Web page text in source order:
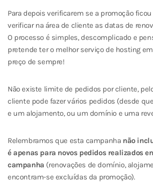
Para depois verificarem se a promoção
verificar na área de cliente as datas de
O processo é simples, descomplicado e
pretende ter o melhor serviço de hosting
preço de sempre!
Não existe limite de pedidos por cliente,
cliente pode fazer vários pedidos (desde
e um alojamento, ou um domínio e uma
Relembramos que esta campanha não
é apenas para novos pedidos realizados
campanha (renovações de domínio,
encontram-se excluídas da promoção).